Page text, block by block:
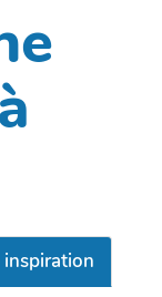
inspiration